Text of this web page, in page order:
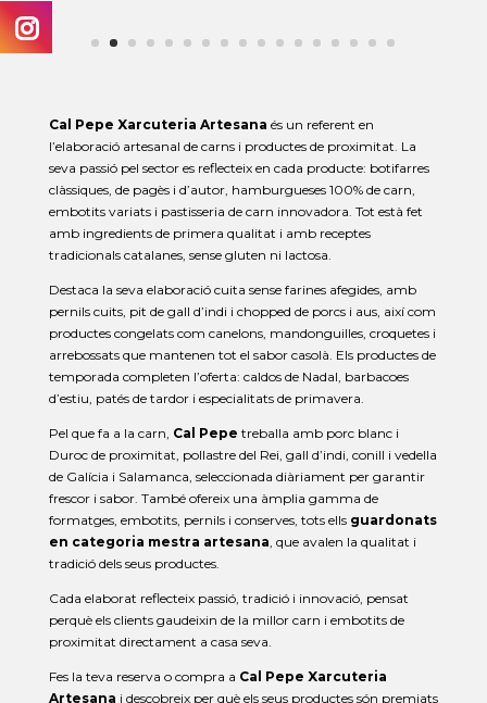
Cal Pepe Xarcuteria Artesana és un referent en
l’elaboració artesanal de carns i productes de proximitat. La
seva passió pel sector es reflecteix en cada producte: botifarres
clàssiques, de pagès i d’autor, hamburgueses 100% de carn,
embotits variats i pastisseria de carn innovadora. Tot està fet
amb ingredients de primera qualitat i amb receptes
tradicionals catalanes, sense gluten ni lactosa.
Destaca la seva elaboració cuita sense farines afegides, amb
pernils cuits, pit de gall d’indi i chopped de porcs i aus, així com
productes congelats com canelons, mandonguilles, croquetes i
arrebossats que mantenen tot el sabor casolà. Els productes de
temporada completen l’oferta: caldos de Nadal, barbacoes
d’estiu, patés de tardor i especialitats de primavera.
Pel que fa a la carn, Cal Pepe treballa amb porc blanc i
Duroc de proximitat, pollastre del Rei, gall d’indi, conill i vedella
de Galícia i Salamanca, seleccionada diàriament per garantir
frescor i sabor. També ofereix una àmplia gamma de
formatges, embotits, pernils i conserves, tots ells guardonats
en categoria mestra artesana, que avalen la qualitat i
tradició dels seus productes.
Cada elaborat reflecteix passió, tradició i innovació, pensat
perquè els clients gaudeixin de la millor carn i embotits de
proximitat directament a casa seva.
Fes la teva reserva o compra a Cal Pepe Xarcuteria
Artesana i descobreix per què els seus productes són premiats